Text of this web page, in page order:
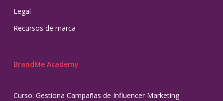
Legal
Recursos de marca
BrandMe Academy
Curso: Gestiona Campañas de Influencer Marketing